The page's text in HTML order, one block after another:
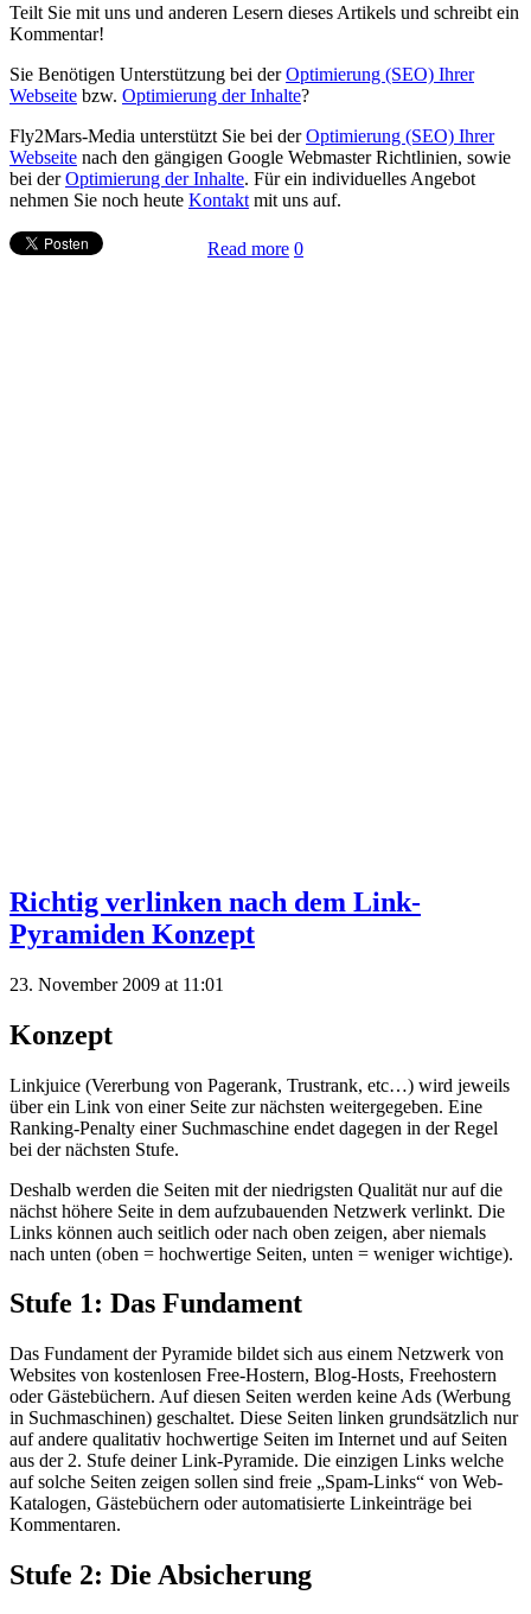
Teilt Sie mit uns und anderen Lesern dieses Artikels und schreibt ein
Kommentar!
Sie Benötigen Unterstützung bei derOptimierung (SEO) Ihrer
Webseite bzw. Optimierung der Inhalte?
Fly2Mars-Media unterstützt Sie bei derOptimierung (SEO) Ihrer
Webseite nach den gängigen Google Webmaster Richtlinien, sowie
bei derOptimierung der Inhalte. Für ein individuelles Angebot
nehmen Sie noch heute Kontakt mit uns auf.
Read more 0
Richtig verlinken nach dem Link-
Pyramiden Konzept
23. November 2009 at 11:01
Konzept
Linkjuice (Vererbung von Pagerank, Trustrank, etc…) wird jeweils
über ein Link von einer Seite zur nächsten weitergegeben. Eine
Ranking-Penalty einer Suchmaschine endet dagegen in der Regel
bei der nächsten Stufe.
Deshalb werden die Seiten mit der niedrigsten Qualität nur auf die
nächst höhere Seite in dem aufzubauenden Netzwerk verlinkt. Die
Links können auch seitlich oder nach oben zeigen, aber niemals
nach unten (oben = hochwertige Seiten, unten = weniger wichtige).
Stufe 1: Das Fundament
Das Fundament der Pyramide bildet sich aus einem Netzwerk von
Websites von kostenlosen Free-Hostern, Blog-Hosts, Freehostern
oder Gästebüchern. Auf diesen Seiten werden keine Ads (Werbung
in Suchmaschinen) geschaltet. Diese Seiten linken grundsätzlich nur
auf andere qualitativ hochwertige Seiten im Internet und auf Seiten
aus der 2. Stufe deiner Link-Pyramide. Die einzigen Links welche
auf solche Seiten zeigen sollen sind freie „Spam-Links“ von Web-
Katalogen, Gästebüchern oder automatisierte Linkeinträge bei
Kommentaren.
Stufe 2: Die Absicherung